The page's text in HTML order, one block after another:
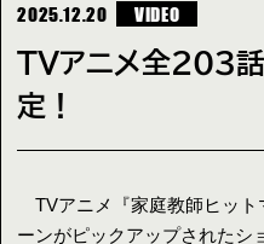
2025.12.20 VIDEO
TVアニメ全203話
定！
TVアニメ『家庭教師ヒット
ーンがピックアップされたシ